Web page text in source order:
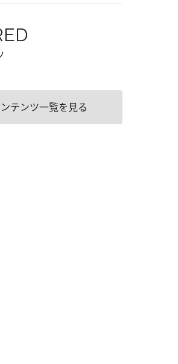
テンツ一覧を見る